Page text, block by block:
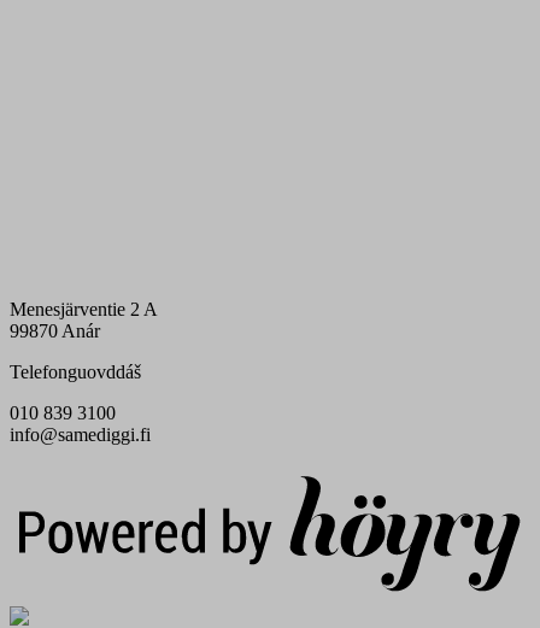
Menesjärventie 2 A
99870 Anár
Telefonguovddáš
010 839 3100
info@samediggi.fi